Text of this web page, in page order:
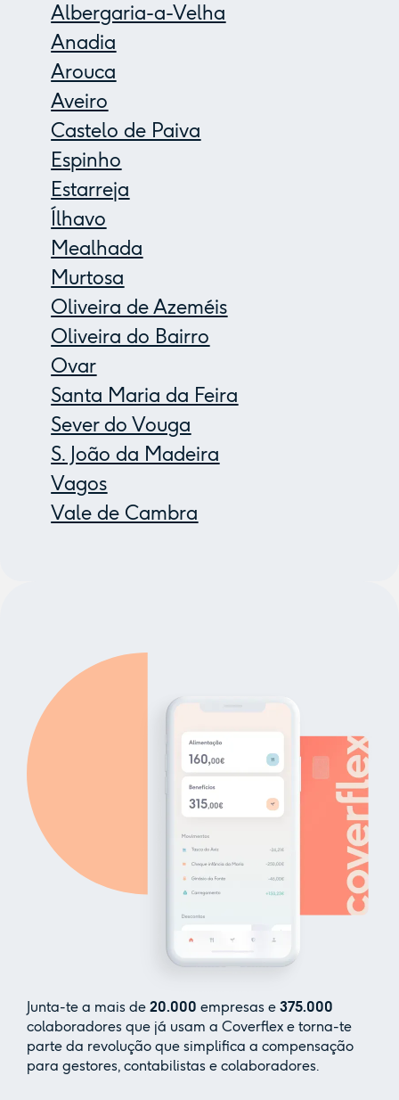
Albergaria-a-Velha
Anadia
Arouca
Aveiro
Castelo de Paiva
Espinho
Estarreja
Ílhavo
Mealhada
Murtosa
Oliveira de Azeméis
Oliveira do Bairro
Ovar
Santa Maria da Feira
Sever do Vouga
S. João da Madeira
Vagos
Vale de Cambra
Junta-te a mais de 20.000 empresas e 375.000
colaboradores que já usam a Coverflex e torna-te
parte da revolução que simplifica a compensação
para gestores, contabilistas e colaboradores.